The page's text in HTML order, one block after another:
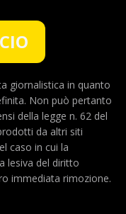
giornalistica in quanto
Non può pertanto
della legge n. 62 del
da altri siti
caso in cui la
lesiva del diritto
immediata rimozione.